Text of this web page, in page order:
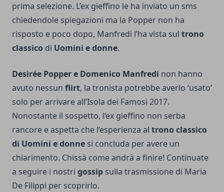
prima selezione. L’ex gieffino le ha inviato un sms
chiedendole spiegazioni ma la Popper non ha
risposto e poco dopo, Manfredi l’ha vista sul trono
classico di Uomini e donne.
Desirée Popper e Domenico Manfredi non hanno
avuto nessun flirt, la tronista potrebbe averlo ‘usato’
solo per arrivare all’Isola dei Famosi 2017.
Nonostante il sospetto, l’ex gieffino non serba
rancore e aspetta che l’esperienza al trono classico
di Uomini e donne si concluda per avere un
chiarimento. Chissà come andrà a finire! Continuate
a seguire i nostri gossip sulla trasmissione di Maria
De Filippi per scoprirlo.